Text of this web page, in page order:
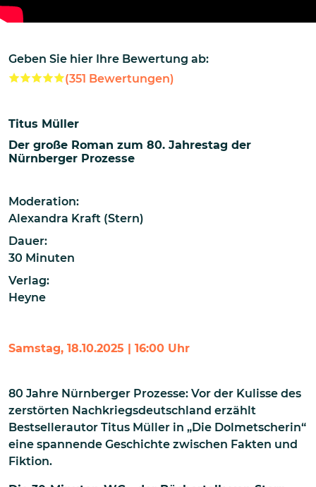
Geben Sie hier Ihre Bewertung ab:
(351 Bewertungen)
Titus Müller
Der große Roman zum 80. Jahrestag der
Nürnberger Prozesse
Moderation:
Alexandra Kraft (Stern)
Dauer:
30 Minuten
Verlag:
Heyne
Samstag, 18.10.2025 | 16:00 Uhr
80 Jahre Nürnberger Prozesse: Vor der Kulisse des
zerstörten Nachkriegsdeutschland erzählt
Bestsellerautor Titus Müller in „Die Dolmetscherin“
eine spannende Geschichte zwischen Fakten und
Fiktion.